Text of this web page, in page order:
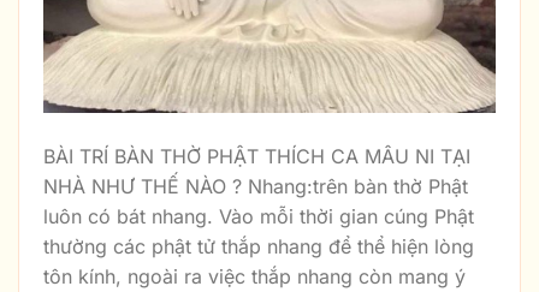
BÀI TRÍ BÀN THỜ PHẬT THÍCH CA MÂU NI TẠI
NHÀ NHƯ THẾ NÀO ? Nhang:trên bàn thờ Phật
luôn có bát nhang. Vào mỗi thời gian cúng Phật
thường các phật tử thắp nhang để thể hiện lòng
tôn kính, ngoài ra việc thắp nhang còn mang ý